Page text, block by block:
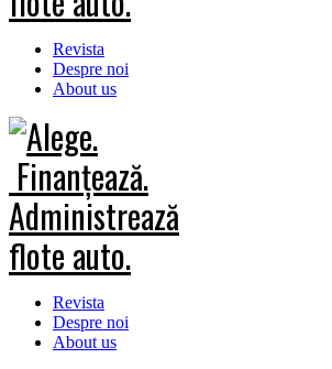
Revista
Despre noi
About us
Revista
Despre noi
About us